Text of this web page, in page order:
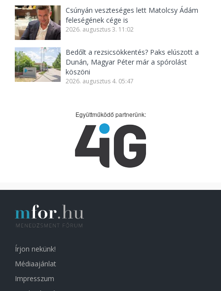
Csúnyán veszteséges lett Matolcsy Ádám
feleségének cége is
2026. augusztus 3. 11:02
Bedőlt a rezsicsökkentés? Paks elúszott a
Dunán, Magyar Péter már a spórolást
köszöni
2026. augusztus 4. 05:47
Együttműködő partnerünk:
Írjon nekünk!
Médiaajánlat
Impresszum